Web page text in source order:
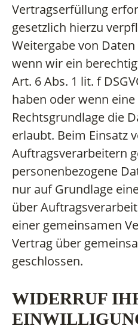
Vertragserfüllung
gesetzlich hierzu
Weitergabe von
wenn wir ein
Art. 6 Abs. 1 lit. f
haben oder wenn
Rechtsgrundlage die
erlaubt. Beim Einsatz
Auftragsverarbeitern
personenbezogene
nur auf Grundlage
über
einer gemeinsamen
Vertrag über
geschlossen.
WIDERRUF